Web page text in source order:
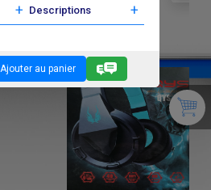
+ Descriptions +
Ajouter au panier